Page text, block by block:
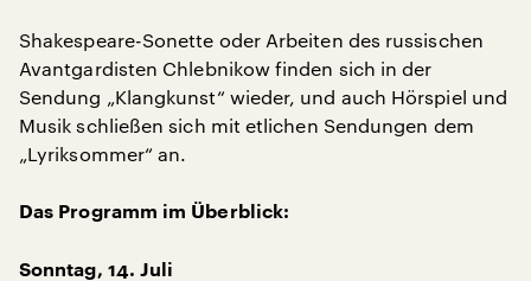
Shakespeare-Sonette oder Arbeiten des russischen
Avantgardisten Chlebnikow finden sich in der
Sendung „Klangkunst“ wieder, und auch Hörspiel und
Musik schließen sich mit etlichen Sendungen dem
„Lyriksommer“ an.
Das Programm im Überblick:
Sonntag, 14. Juli